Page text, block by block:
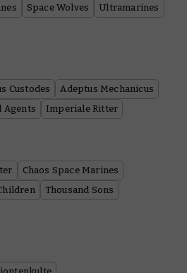
Space Wolves
Ultramarines
Custodes
Adeptus Mechanicus
Agents Imperiale Ritter
Chaos Space Marines
Thousand Sons